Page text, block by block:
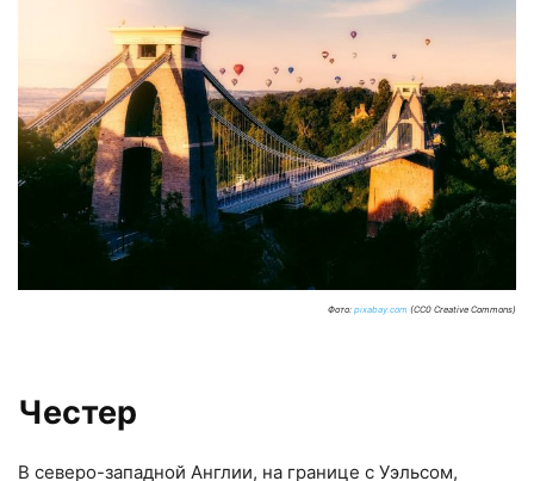
Фото: pixabay.com (CC0 Creative Commons)
Честер
В северо-западной Англии, на границе с Уэльсом,